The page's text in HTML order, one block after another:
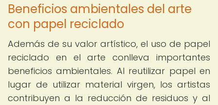
Beneficios ambientales del arte
con papel reciclado
Además de su valor artístico, el uso de papel
reciclado en el arte conlleva importantes
beneficios ambientales. Al reutilizar papel en
lugar de utilizar material virgen, los artistas
contribuyen a la reducción de residuos y al